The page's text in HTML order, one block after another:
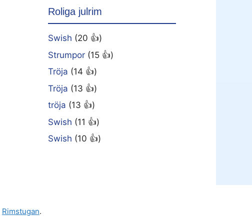
Roliga julrim
Swish (20 👍)
Strumpor (15 👍)
Tröja (14 👍)
Tröja (13 👍)
tröja (13 👍)
Swish (11 👍)
Swish (10 👍)
Rimstugan.